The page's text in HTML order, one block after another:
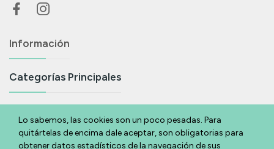
Información
Categorías Principales
Suscríbete A Nuestra Newsletter
Si eres acabas de llegar y quieres estar al día de todas nuestras
Lo sabemos, las cookies son un poco pesadas. Para
quitártelas de encima dale aceptar, son obligatorias para
obtener datos estadísticos de la navegación de sus